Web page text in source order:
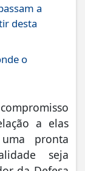
a
desta
o
a elas
pronta
seja